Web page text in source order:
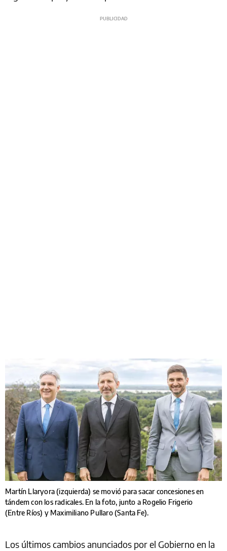
Martín Llaryora (izquierda) se movió para sacar concesiones en
tándem con los radicales. En la foto, junto a Rogelio Frigerio
(Entre Ríos) y Maximiliano Pullaro (Santa Fe).
Los últimos cambios anunciados por el Gobierno en la